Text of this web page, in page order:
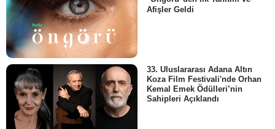
Afişler Geldi
33. Uluslararası Adana Altın
Koza Film Festivali'nde Orhan
Kemal Emek Ödülleri’nin
Sahipleri Açıklandı